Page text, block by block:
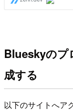
Blueskyのプ
成する
以下のサイトへア